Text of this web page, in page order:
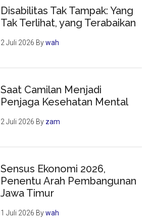
Disabilitas Tak Tampak: Yang
Tak Terlihat, yang Terabaikan
2 Juli 2026 Bywah
Saat Camilan Menjadi
Penjaga Kesehatan Mental
2 Juli 2026 By zam
Sensus Ekonomi 2026,
Penentu Arah Pembangunan
Jawa Timur
1 Juli 2026 Bywah